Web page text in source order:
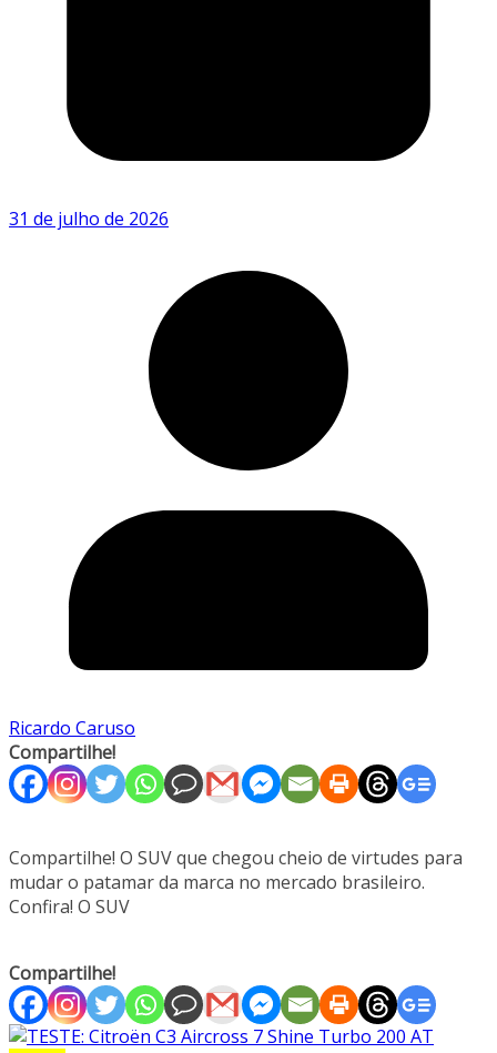
31 de julho de 2026
Ricardo Caruso
Compartilhe!
Compartilhe! O SUV que chegou cheio de virtudes para
mudar o patamar da marca no mercado brasileiro.
Confira! O SUV
Compartilhe!